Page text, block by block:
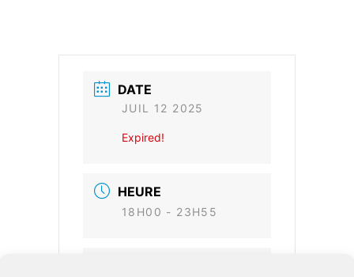
DATE
JUIL 12 2025
Expired!
HEURE
18H00 - 23H55